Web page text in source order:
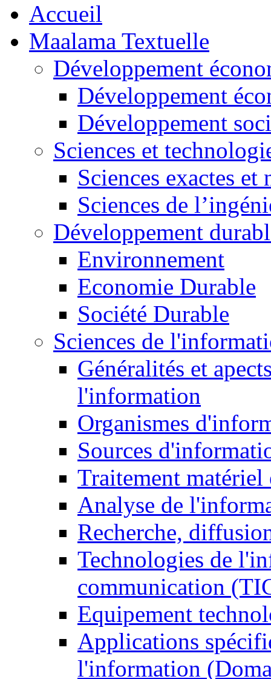
Accueil
Maalama Textuelle
Développement
Développement
Développement
Sciences et
Sciences exactes et
Sciences de
Développement
Environnement
Economie Durable
Société Durable
Sciences de
Généralités et
l'information
Organismes
Sources
Traitement matériel
Analyse de
Recherche,
Technologies de
communication
Equipement
Applications
l'information